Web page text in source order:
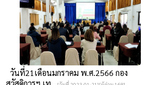
วันที่21เดือนมกราคม พ.ศ.2566 กอง